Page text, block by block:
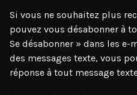
Si vous ne souhaitez plus
pouvez vous désabonner à
Se désabonner » dans les
des messages texte, vous
réponse à tout message